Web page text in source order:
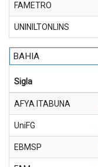
FAMETRO
UNINILTONLINS
BAHIA
Sigla
AFYA ITABUNA
UniFG
EBMSP